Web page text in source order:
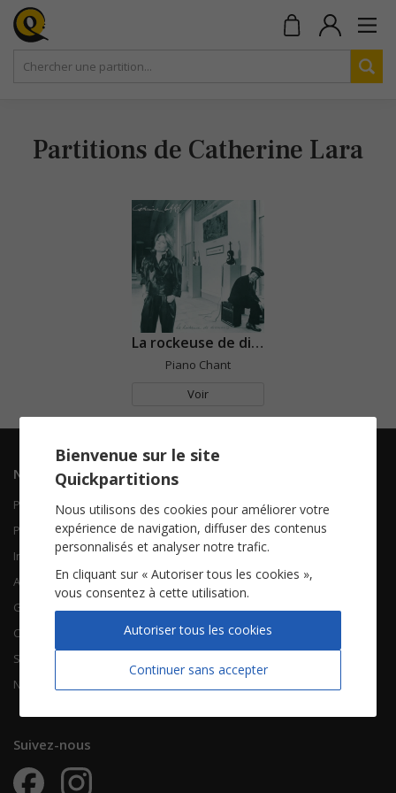
Partitions de Catherine Lara
La rockeuse de diamants
Piano Chant
Voir
Navigation
Piano Chant
Piano Solo
Instruments solistes
Accordéon
Guitare
Chorales
Songbooks
Nouvelles partitions
Contactez-nous
Qui sommes-nous
FAQ
À propos
CGV
Mentions légales
Vie privée
Suivez-nous
Bienvenue sur le site
Quickpartitions
Nous utilisons des cookies pour améliorer votre
expérience de navigation, diffuser des contenus
personnalisés et analyser notre trafic.
En cliquant sur « Autoriser tous les cookies »,
vous consentez à cette utilisation.
Continuer sans accepter
Autoriser tous les cookies